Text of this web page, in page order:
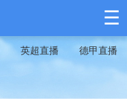
☰
英超直播 德甲直播